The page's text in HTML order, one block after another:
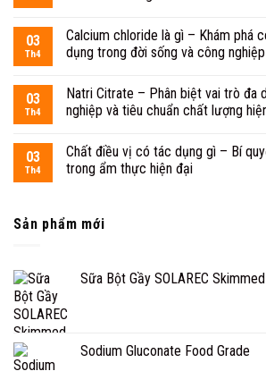
03
Th4
Calcium chloride là gì – Khám phá
dụng trong đời sống và công nghiệp
03
Th4
Natri Citrate – Phân biệt vai trò đa
nghiệp và tiêu chuẩn chất lượng
03
Th4
Chất điều vị có tác dụng gì – Bí
trong ẩm thực hiện đại
Sản phẩm mới
Sữa Bột Gầy SOLAREC
Sodium Gluconate Food Grade